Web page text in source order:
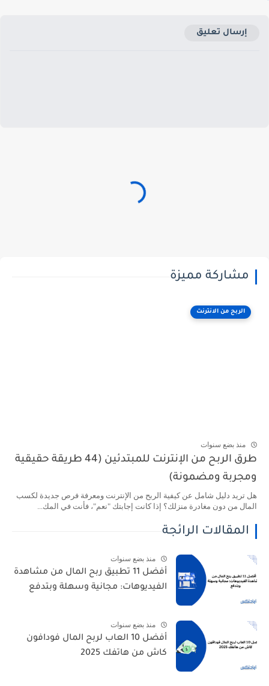
إرسال تعليق
مشاركة مميزة
الربح من الانترنت
منذ بضع سنوات
طرق الربح من الإنترنت للمبتدئين (44 طريقة حقيقية
ومجربة ومضمونة)
هل تريد دليل شامل عن كيفية الربح من الإنترنت ومعرفة فرص جديدة لكسب
المال من دون مغادرة منزلك؟ إذا كانت إجابتك "نعم"، فأنت في المك...
المقالات الرائجة
منذ بضع سنوات
أفضل 11 تطبيق ربح المال من مشاهدة
الفيديوهات: مجانية وسهلة وبتدفع
منذ بضع سنوات
أفضل 10 العاب لربح المال فودافون
كاش من هاتفك 2025